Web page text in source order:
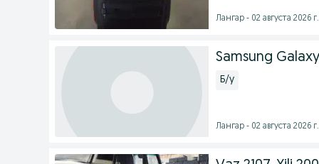
Лангар - 02 августа 2026 г.
Samsung
Б/у
Лангар - 02 августа 2026 г.